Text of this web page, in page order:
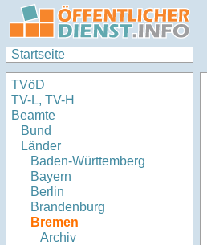
Startseite
TVöD
TV-L, TV-H
Beamte
Bund
Länder
Baden-Württemberg
Bayern
Berlin
Brandenburg
Bremen
Archiv